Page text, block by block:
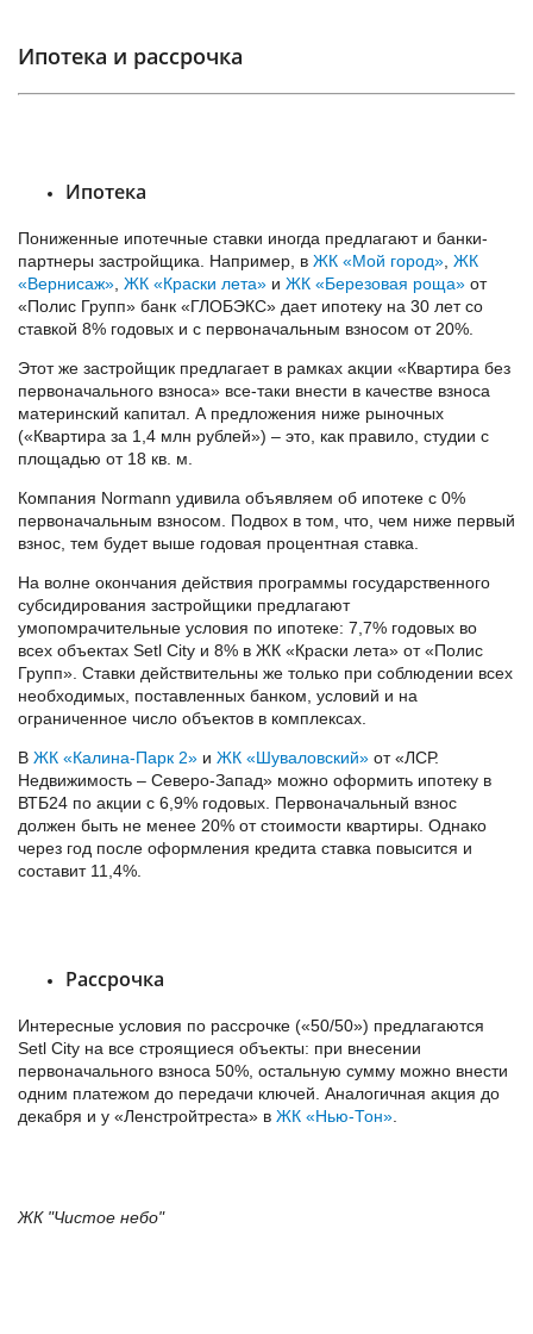
Ипотека и рассрочка
Ипотека
Пониженные ипотечные ставки иногда предлагают и банки-
партнеры застройщика. Например, в ЖК «Мой город» ЖК
«Вернисаж» ЖК «Краски лета» и ЖК «Березовая роща» от
«Полис Групп» банк «ГЛОБЭКС» дает ипотеку на 30 лет со
ставкой 8% годовых и с первоначальным взносом от 20%.
Этот же застройщик предлагает в рамках акции «Квартира без
первоначального взноса» все-таки внести в качестве взноса
материнский капитал. А предложения ниже рыночных
(«Квартира за 1,4 млн рублей») – это, как правило, студии с
площадью от 18 кв. м.
Компания Normann удивила объявляем об ипотеке с 0%
первоначальным взносом. Подвох в том, что, чем ниже первый
взнос, тем будет выше годовая процентная ставка.
На волне окончания действия программы государственного
субсидирования застройщики предлагают
умопомрачительные условия по ипотеке: 7,7% годовых во
всех объектах Setl City и 8% в ЖК «Краски лета» от «Полис
Групп». Ставки действительны же только при соблюдении всех
необходимых, поставленных банком, условий и на
ограниченное число объектов в комплексах.
В ЖК «Калина-Парк 2» и ЖК «Шуваловский» от «ЛСР.
Недвижимость – Северо-Запад» можно оформить ипотеку в
ВТБ24 по акции с 6,9% годовых. Первоначальный взнос
должен быть не менее 20% от стоимости квартиры. Однако
через год после оформления кредита ставка повысится и
составит 11,4%.
Рассрочка
Интересные условия по рассрочке («50/50») предлагаются
Setl City на все строящиеся объекты: при внесении
первоначального взноса 50%, остальную сумму можно внести
одним платежом до передачи ключей. Аналогичная акция до
декабря и у «Ленстройтреста» в ЖК «Нью-Тон»
ЖК "Чистое небо"